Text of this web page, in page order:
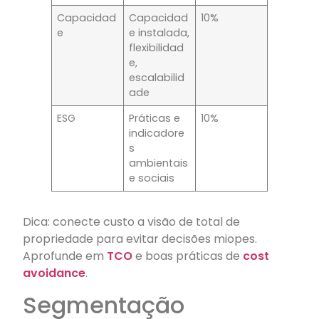
Capacidad
e
Capacidad
e instalada,
flexibilidad
e,
escalabilid
ade
10%
ESG
Práticas e
indicadore
s
ambientais
e sociais
10%
Dica: conecte custo a visão de total de
propriedade para evitar decisões miopes.
Aprofunde em TCOe boas práticas de cost
avoidance.
Segmentação